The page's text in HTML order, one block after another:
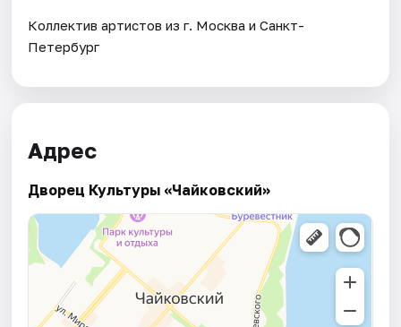
Коллектив артистов из г. Москва и Санкт-
Петербург
Адрес
Дворец Культуры «Чайковский»